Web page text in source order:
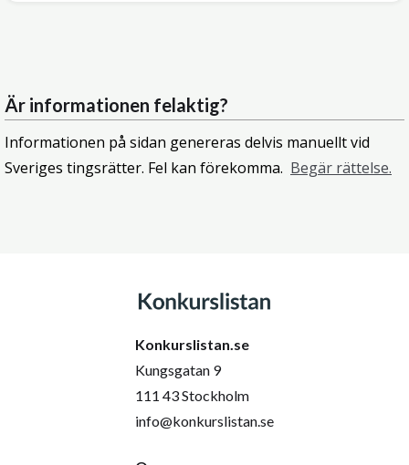
Är informationen felaktig?
Informationen på sidan genereras delvis manuellt vid
Sveriges tingsrätter. Fel kan förekomma. Begär rättelse.
Konkurslistan.se
Kungsgatan 9
111 43 Stockholm
info@konkurslistan.se